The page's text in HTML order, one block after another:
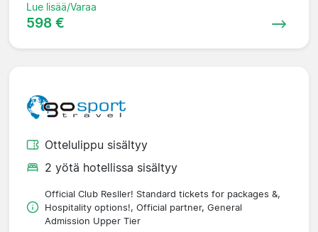
Lue lisää/Varaa
598 €
Ottelulippu sisältyy
2 yötä hotellissa sisältyy
Official Club Resller! Standard tickets for packages &,
Hospitality options!, Official partner, General
Admission Upper Tier